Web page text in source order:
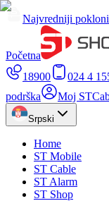
Najvredniji
Početna
18900
024 4
podrška
Moj
Srpski
Home
ST Mobile
ST Cable
ST Alarm
ST Shop